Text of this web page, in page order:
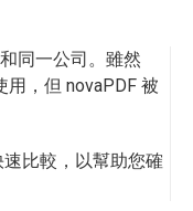
同一公司。雖然
，但 novaPDF 被
比較，以幫助您確